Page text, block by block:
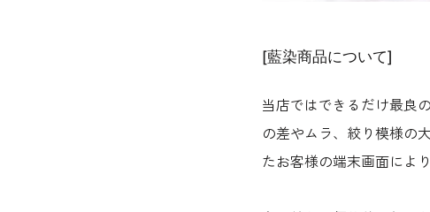
[藍染商品について]
当店ではできるだけ最良
の差やムラ、絞り模様の
たお客様の端末画面によ